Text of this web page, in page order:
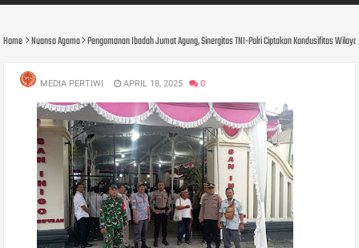
Home Nuansa Agama Pengamanan Ibadah Jumat Agung, Sinergitas TNI-Polri Ciptakan Kondusifitas
MEDIA PERTIWI APRIL 18, 2025 0